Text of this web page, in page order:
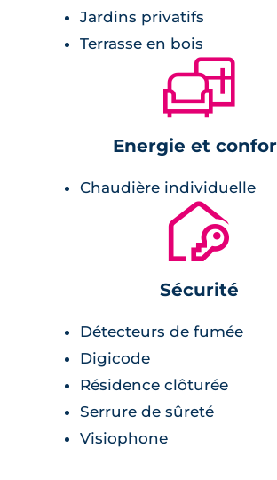
dechaussée. Elle propose des
prestations alliant confort, qualité
esthétique. Entièrement clôturée
généreusement arborée, elle est
Jardins privatifs
Terrasse en bois
🛋
Energie et
Chaudière individuelle
🔐
Sécurité
Détecteurs de fumée
Digicode
Résidence clôturée
Serrure de sûreté
Visiophone